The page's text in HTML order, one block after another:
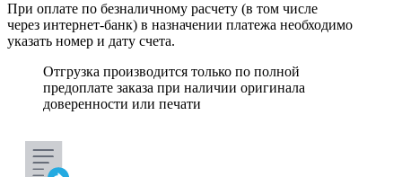
При оплате по безналичному расчету (в том числе
через интернет-банк) в назначении платежа необходимо
указать номер и дату счета.
Отгрузка производится только по полной
предоплате заказа при наличии оригинала
доверенности или печати